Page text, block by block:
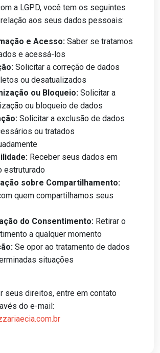
a LGPD, você tem os seguintes
aos seus dados pessoais:
e Acesso: Saber se tratamos
e acessá-los
Solicitar a correção de dados
ou desatualizados
ou Bloqueio: Solicitar a
ou bloqueio de dados
Solicitar a exclusão de dados
ou tratados
Receber seus dados em
estruturado
sobre Compartilhamento:
quem compartilhamos seus
do Consentimento: Retirar o
a qualquer momento
Se opor ao tratamento de dados
situações
seus direitos, entre em contato
do e-mail: